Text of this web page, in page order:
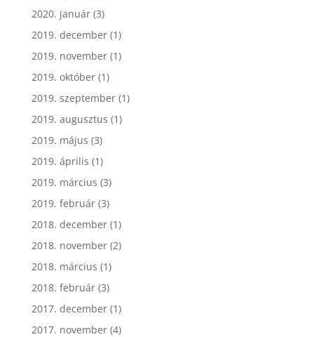
2020. január(3)
2019. december(1)
2019. november(1)
2019. október(1)
2019. szeptember(1)
2019. augusztus (1)
2019. május (3)
2019. április (1)
2019. március (3)
2019. február(3)
2018. december(1)
2018. november(2)
2018. március (1)
2018. február(3)
2017. december(1)
2017. november(4)